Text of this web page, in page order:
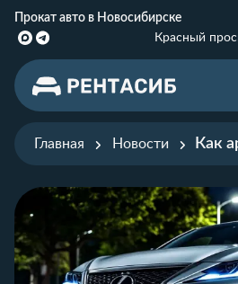
Прокат авто в Новосибирске
Красный
Главная Новости Как